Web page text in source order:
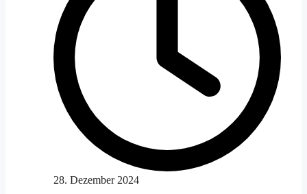
28. Dezember 2024